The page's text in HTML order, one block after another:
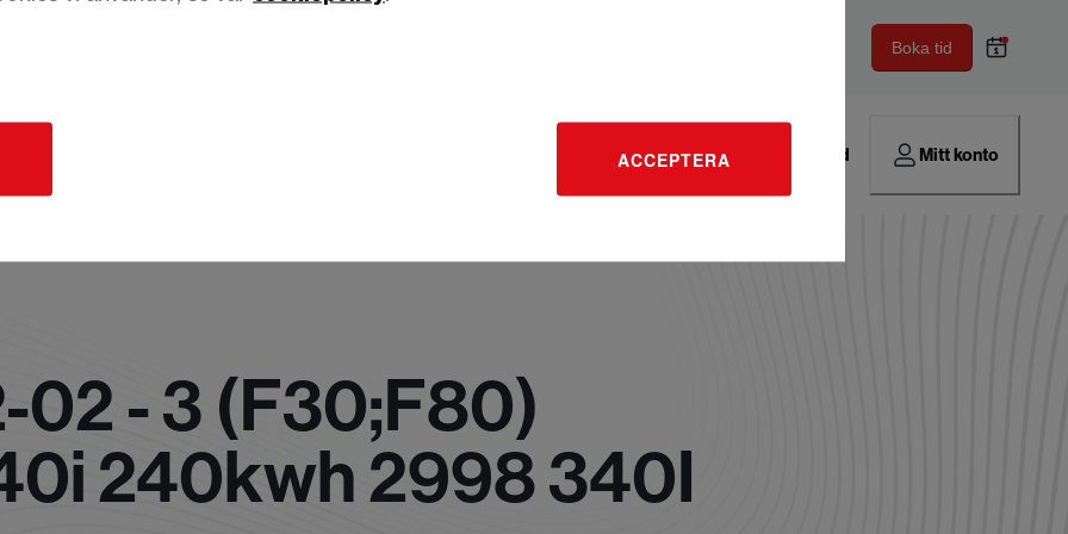
ACCEPTERA
Boka tid
Hitta verkstad Mitt konto
02 - 3 (F30;F80)
240kwh 2998 340I